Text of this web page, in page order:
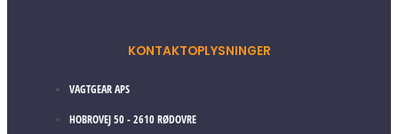
KONTAKTOPLYSNINGER
VAGTGEAR APS
HOBROVEJ 50 - 2610 RØDOVRE